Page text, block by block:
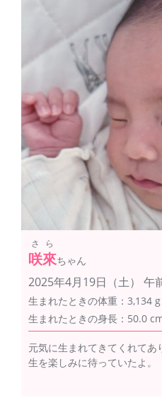
咲來
さら
ちゃん
2025年4月19日（土） 午
生まれたときの体重：3,134 g
生まれたときの身長：50.0
元気に生まれてきてくれて
生を楽しみに待っていたよ。